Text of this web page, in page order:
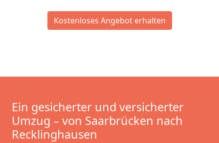
Kostenloses Angebot erhalten
Ein gesicherter und versicherter
Umzug – von Saarbrücken nach
Recklinghausen